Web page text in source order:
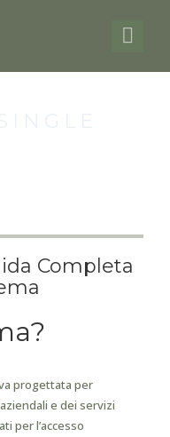
Completa
progettata per
e dei servizi
per l’accesso